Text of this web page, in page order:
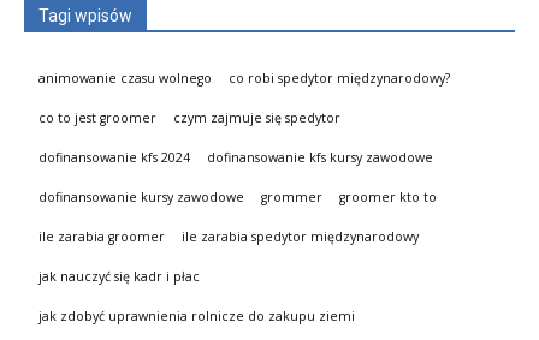
Tagi wpisów
animowanie czasu wolnego co robi spedytor międzynarodowy?
co to jest groomer czym zajmuje się spedytor
dofinansowanie kfs 2024 dofinansowanie kfs kursy zawodowe
dofinansowanie kursy zawodowe grommer groomer kto to
ile zarabia groomer ile zarabia spedytor międzynarodowy
jak nauczyć się kadr i płac
jak zdobyć uprawnienia rolnicze do zakupu ziemi